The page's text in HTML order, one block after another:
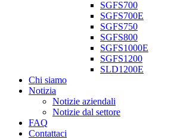
SGFS700
SGFS700E
SGFS750
SGFS800
SGFS1000E
SGFS1200
SLD1200E
Chi siamo
Notizia
Notizie aziendali
Notizie dal settore
FAQ
Contattaci